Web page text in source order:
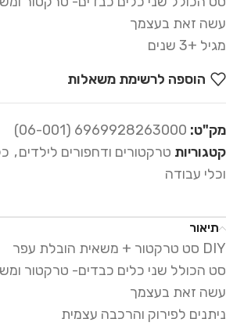
עשה זאת בעצמך
מגיל +3 שנים
הוספה לרשימת משאלות
מק"ט: 6969928263000 (06-001)
קטגוריות טרקטורים ודחפורים לילדים,
וכלי עבודה
תיאור
DIY סט טרקטור + משאית הובלת עפר
סט הכולל שני כלים כבדים- טרקטור
עשה זאת בעצמך
ניתנים לפירוק והרכבה עצמית